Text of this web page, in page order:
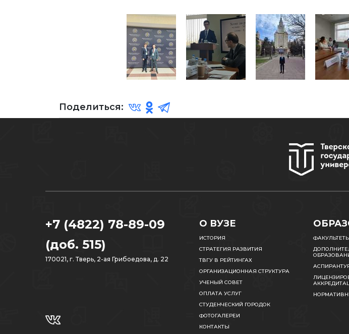
Поделиться:
+7 (4822) 78-89-09
(доб. 515)
170021, г. Тверь, 2-ая Грибоедова, д. 22
О ВУЗЕ
ИСТОРИЯ
СТРАТЕГИЯ РАЗВИТИЯ
ТВГУ В РЕЙТИНГАХ
ОРГАНИЗАЦИОННАЯ СТРУКТУРА
УЧЕНЫЙ СОВЕТ
ОПЛАТА УСЛУГ
СТУДЕНЧЕСКИЙ ГОРОДОК
ФОТОГАЛЕРЕИ
КОНТАКТЫ